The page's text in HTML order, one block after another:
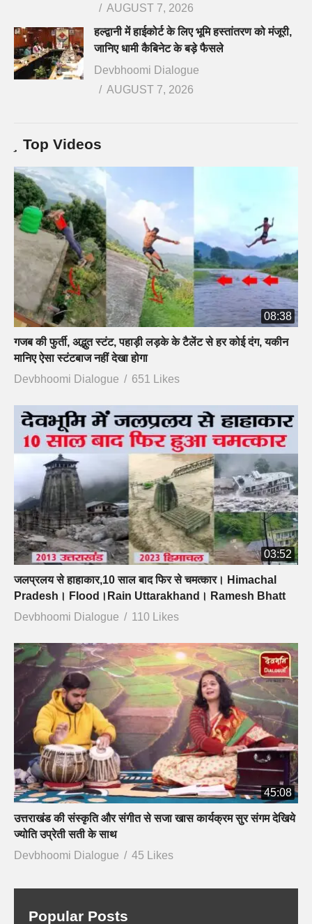
AUGUST 7, 2026
हल्द्वानी में हाईकोर्ट के लिए भूमि हस्तांतरण को मंजूरी,
जानिए धामी कैबिनेट के बड़े फैसले
Devbhoomi Dialogue
AUGUST 7, 2026
Top Videos
08:38
गजब की फुर्ती, अद्भुत स्टंट, पहाड़ी लड़के के टैलेंट से हर कोई दंग, यकीन
मानिए ऐसा स्टंटबाज नहीं देखा होगा
Devbhoomi Dialogue
651 Likes
03:52
जलप्रलय से हाहाकार,10 साल बाद फिर से चमत्कार। Himachal
Pradesh। Flood।Rain Uttarakhand। Ramesh Bhatt
Devbhoomi Dialogue
110 Likes
45:08
उत्तराखंड की संस्कृति और संगीत से सजा खास कार्यक्रम सुर संगम देखिये
ज्योति उप्रेती सती के साथ
Devbhoomi Dialogue
45 Likes
Popular Posts